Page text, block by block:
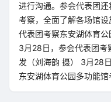
进行沟通。参会代表团
考察，全面了解各场馆
代表团考察东安湖体育公
3月28日，参会代表团考
发（刘海韵 摄） 3月28
东安湖体育公园多功能馆